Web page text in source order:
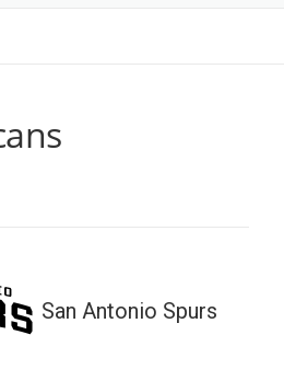
San Antonio Spurs